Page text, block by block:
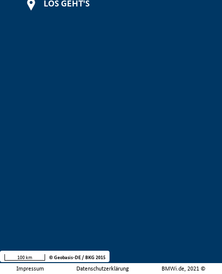
LOS GEHT'S
Impressum Datenschutzerklärung BMWi.de, 2021 ©
100 km © Geobasis-DE / BKG 2015